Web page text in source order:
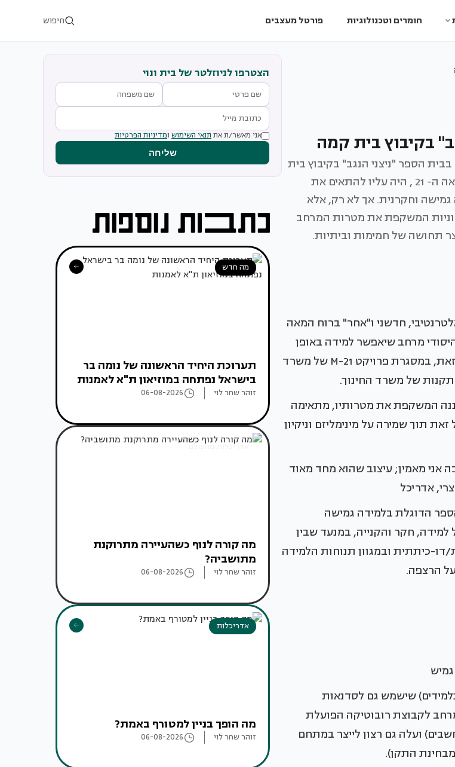
חומרים וטכנולוגיות פורטל מעצבים חיפוש
בקיבוץ בית קמה
הספר "ניצני הנגב" בקיבוץ בית
קמה, שלא היה בשימוש, למרחב למידה אלטרנטיבי וחדשני ברוח המאה ה- 21 , היה עליו להתאים את
וחקרנית. אך לא רק, אלא
המשקפת את מטרות המרחב
תחושה של חמימות וביתיות.
חדשני ו"אחר" ברוח המאה
היסודי מרחב שיאפשר למידה באופן
גמיש, במגוון תצורות, הרכבים ותנוחות, ישרת כלי למידה וחקר, כל זאת, במסגרת פרויקט M-21 של משרד
של משרד החינוך.
המשקפת את מטרותיו, מתאימה
תוך שמירה על מינימליזם וניקיון
אני מאמין; עיצוב שהוא מחד מאוד
אדריכל
הדוגלת בלמידה גמישה
למידה, חקר והקנייה, במנעד שבין
כיתתית ובמגוון תנוחות הלמידה
הרצפה.
נדרש להכיל חלל מרכזי להתכנסות של עד 2 כיתות (כ-70 תלמידים) שישמש גם לסדנאות
לקבוצת רובוטיקה הפועלת
ועלה גם רצון לייצר במתחם
התקן).
הצטרפו לניוזלטר של בית ונוי
אני מאשר/ת את תנאי השימוש ומדיניות הפרטיות
שליחה
מה חדש
תערוכת היחיד הראשונה של נומה בר
בישראל נפתחה במוזיאון ת"א לאמנות
זוהר שחר לוי 06-08-2026
אדריכלות מהעולם
מה קורה לנוף כשהעיירה מתרוקנת
מתושביה?
זוהר שחר לוי 06-08-2026
אדריכלות
מה הופך בניין למטורף באמת?
זוהר שחר לוי 06-08-2026